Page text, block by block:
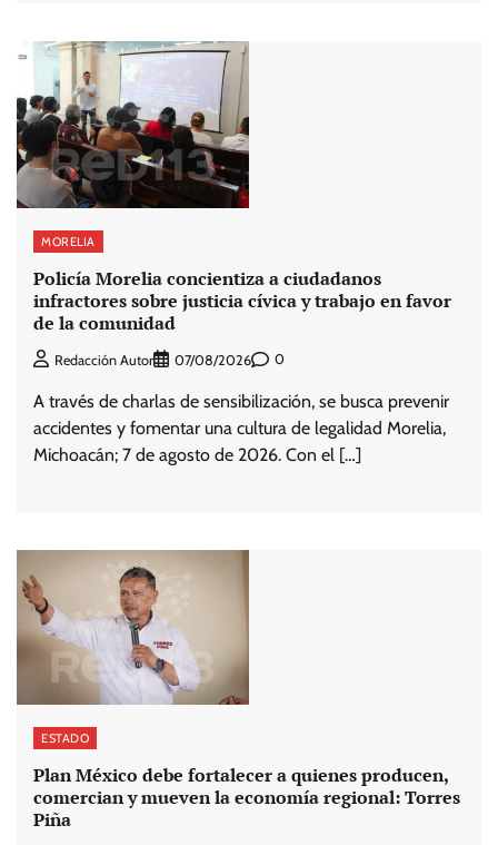
MORELIA
Policía Morelia concientiza a ciudadanos
infractores sobre justicia cívica y trabajo en favor
de la comunidad
Redacción Autor 07/08/2026 0
A través de charlas de sensibilización, se busca prevenir
accidentes y fomentar una cultura de legalidad Morelia,
Michoacán; 7 de agosto de 2026. Con el […]
ESTADO
Plan México debe fortalecer a quienes producen,
comercian y mueven la economía regional: Torres
Piña